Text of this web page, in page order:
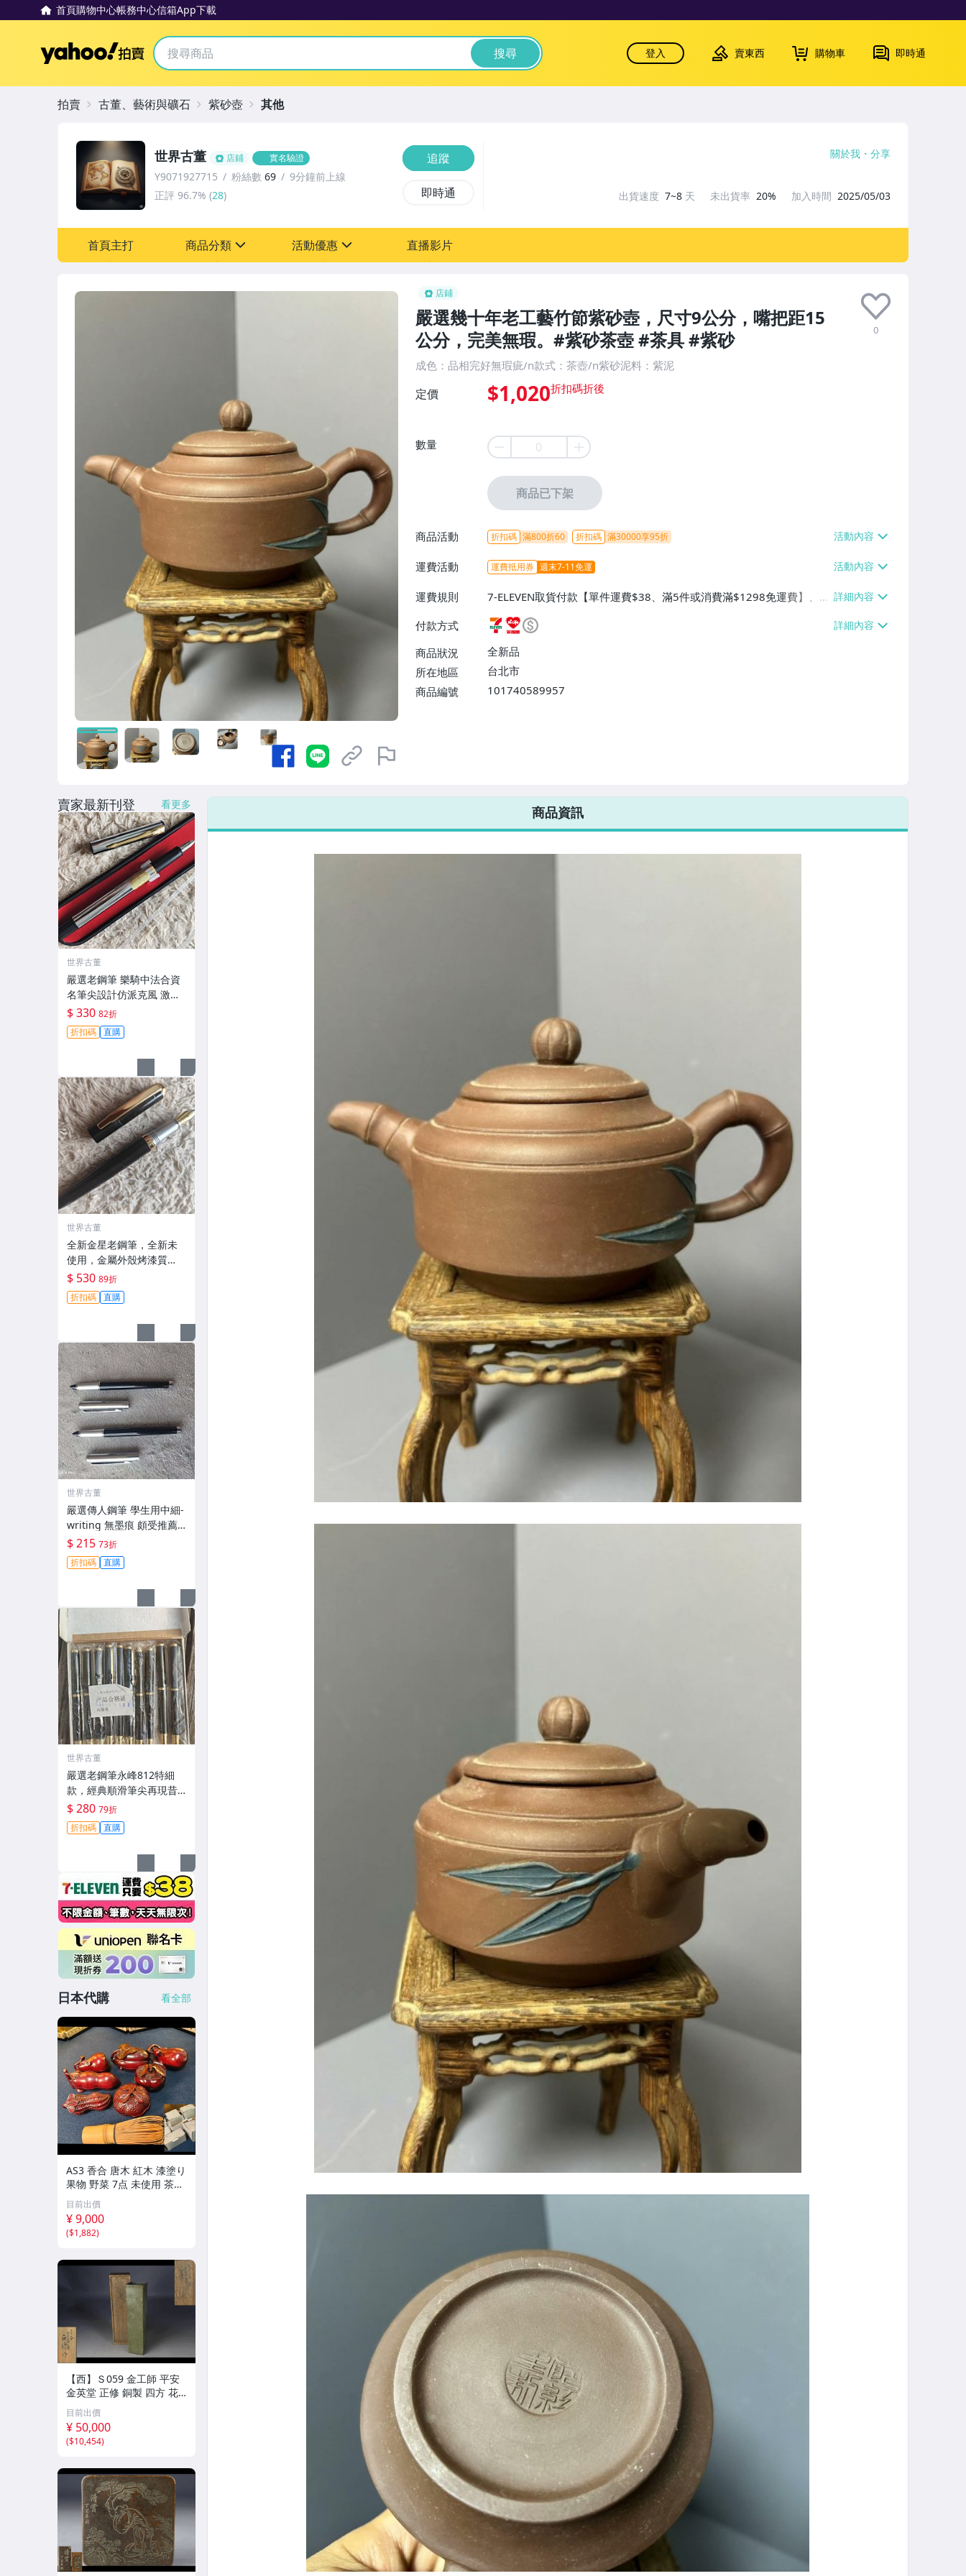
首頁購物中心帳務中心信箱App下載
Yahoo拍賣 搜尋 登入 賣東西 購物車 即時通
店鋪
嚴選幾十年老工藝竹節紫砂壺，尺寸9公分，嘴把距15
公分，完美無瑕。#紫砂茶壺 #茶具 #紫砂
0
成色：品相完好無瑕疵/n款式：茶壺/n紫砂泥料：紫泥
定價 $1,020
數量
商品已下架
商品活動 折扣碼 滿800折60 折扣碼 滿30000享95折
運費活動 運費抵用券 週末7-11免運
運費規則
7-ELEVEN取貨付款【單件運費$38、滿5件或消費滿$1298免運費】、7-
ELEVEN取貨不付款【免運費】、萊爾富取貨付款【單件運費$60、滿5件
或消費滿$1298免運費】、宅配/貨運【單件運費$120、滿5件或消費滿
$1598免運費】
付款方式
商品狀況
全新品
所在地區
台北市
商品編號
101740589957
世界古董 店鋪 實名驗證
Y9071927715 粉絲數 69
9分鐘前上線
正評 96.7% (28)
追蹤
即時通
關於我 分享
出貨速度 7~8 天 未出貨率 20% 加入時間 2025/05/03
首頁主打 商品分類 活動優惠 直播影片
拍賣 古董、藝術與礦石 紫砂壺 其他
商品資訊
賣家最新刊登 看更多
世界古董
嚴選老鋼筆 樂騎中法合資
名筆尖設計仿派克風 激發
書寫靈感 派克風格 鎳質細
小明尖 試寫順滑 原裝上墨
器可換 新備件附送 小盒保
$ 330 82折
折扣碼 直購
世界古董
全新金星老鋼筆，全新未
使用，金屬外殼烤漆質
地，大明尖設計，書寫流
暢順滑，筆頂鑽石閃亮，
黑色金邊更顯高雅。適合
$ 530 89折
折扣碼 直購
世界古董
嚴選傳人鋼筆 學生用中細-
writing 無墨痕 頗受推薦
新手也能輕鬆握持 推薦收
藏 傳人鋼筆 書寫 鋼筆
$ 215 73折
折扣碼 直購
世界古董
嚴選老鋼筆永峰812特細
款，經典順滑筆尖再現昔
日工藝，用料堅實上手沉
重。幾十年陳年佳品依然
如新， EASTART 812 同系
$ 280 79折
折扣碼 直購
日本代購 看全部
AS3 香合 唐木 紅木 漆塗り
果物 野菜 7点 未使用 茶道
具 小物
目前出價
¥ 9,000
($1,882)
【西】Ｓ059 金工師 平安
金英堂 正修 銅製 四方 花
器 共箱
目前出價
¥ 50,000
($10,454)